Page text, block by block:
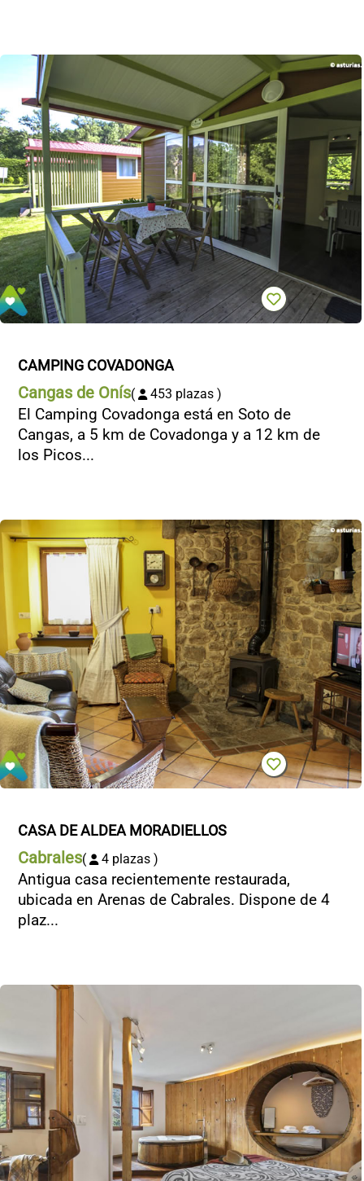
CAMPING COVADONGA
Cangas de Onís( 453 plazas )
El Camping Covadonga está en Soto de
Cangas, a 5 km de Covadonga y a 12 km de
los Picos...
CASA DE ALDEA MORADIELLOS
Cabrales( 4 plazas )
Antigua casa recientemente restaurada,
ubicada en Arenas de Cabrales. Dispone de 4
plaz...